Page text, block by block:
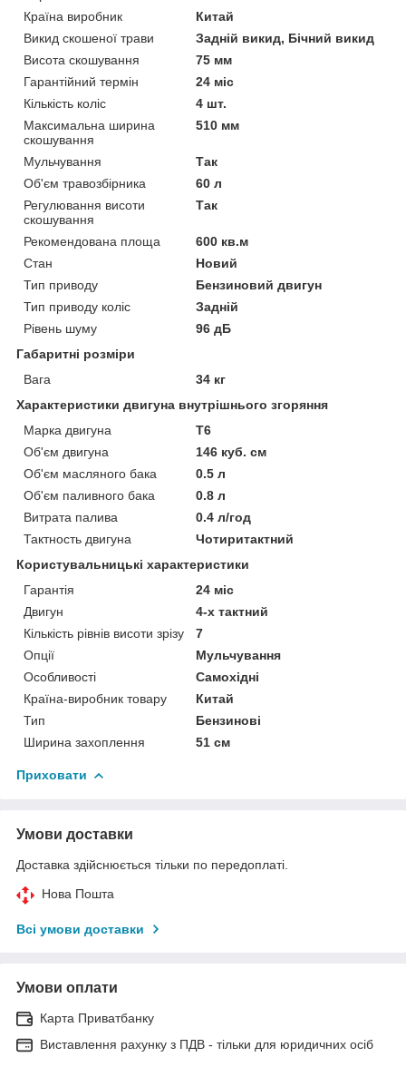
Країна виробник
Китай
Викид скошеної трави
Задній викид, Бічний викид
Висота скошування
75 мм
Гарантійний термін
24 міс
Кількість коліс
4 шт.
Максимальна ширина
скошування
510 мм
Мульчування
Так
Об'єм травозбірника
60 л
Регулювання висоти
скошування
Так
Рекомендована площа
600 кв.м
Стан
Новий
Тип приводу
Бензиновий двигун
Тип приводу коліс
Задній
Рівень шуму
96 дБ
Габаритні розміри
Вага
34 кг
Характеристики двигуна внутрішнього згоряння
Марка двигуна
Т6
Об'єм двигуна
146 куб. см
Об'єм масляного бака
0.5 л
Об'єм паливного бака
0.8 л
Витрата палива
0.4 л/год
Тактность двигуна
Чотиритактний
Користувальницькі характеристики
Гарантія
24 міс
Двигун
4-х тактний
Кількість рівнів висоти зрізу
7
Опції
Мульчування
Особливості
Самохідні
Країна-виробник товару
Китай
Тип
Бензинові
Ширина захоплення
51 см
Приховати
Умови доставки
Доставка здійснюється тільки по передоплаті.
Нова Пошта
Всі умови доставки
Умови оплати
Карта Приватбанку
Виставлення рахунку з ПДВ - тільки для юридичних осіб